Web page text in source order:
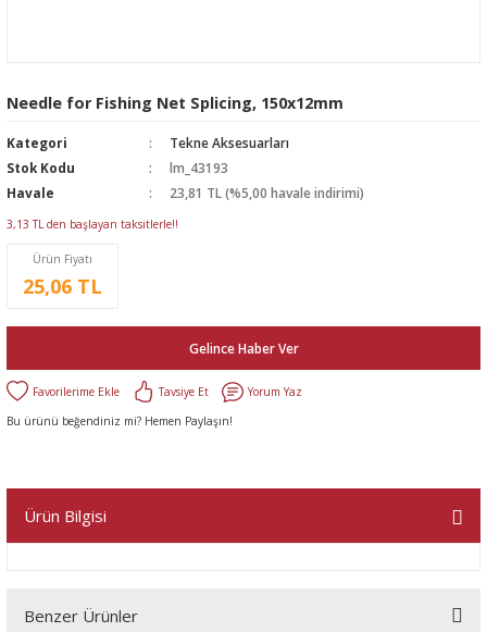
Needle for Fishing Net Splicing, 150x12mm
Kategori
Tekne Aksesuarları
Stok Kodu
lm_43193
Havale
23,81 TL (%5,00 havale indirimi)
3,13 TL den başlayan taksitlerle!!
Ürün Fiyatı
25,06 TL
Gelince Haber Ver
Tavsiye Et
Yorum Yaz
Bu ürünü beğendiniz mi? Hemen Paylaşın!
Ürün Bilgisi
Benzer Ürünler